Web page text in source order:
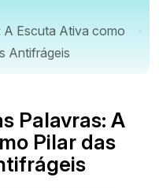
A Escuta Ativa como
Antifrágeis
Palavras: A
Pilar das